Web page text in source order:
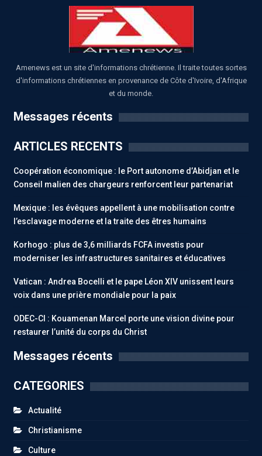
Amenews est un site d'informations chrétienne. Il traite toutes sortes
d'informations chrétiennes en provenance de Côte d'Ivoire, d'Afrique
et du monde.
Messages récents
ARTICLES RECENTS
Coopération économique : le Port autonome d’Abidjan et le
Conseil malien des chargeurs renforcent leur partenariat
Mexique : les évêques appellent à une mobilisation contre
l’esclavage moderne et la traite des êtres humains
Korhogo : plus de 3,6 milliards FCFA investis pour
moderniser les infrastructures sanitaires et éducatives
Vatican : Andrea Bocelli et le pape Léon XIV unissent leurs
voix dans une prière mondiale pour la paix
ODEC-CI : Kouamenan Marcel porte une vision divine pour
restaurer l’unité du corps du Christ
Messages récents
CATEGORIES
Actualité
Christianisme
Culture